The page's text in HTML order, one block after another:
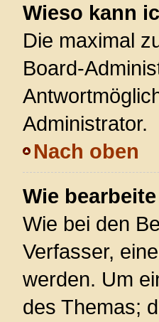
Wieso kann
Die maximal
Board-
Administrator.
Nach oben
Wie
Wie bei den
Verfasser,
werden. Um
des Themas;